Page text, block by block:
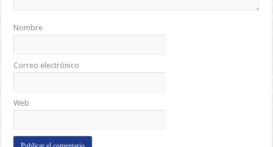
Nombre
Correo electrónico
Web